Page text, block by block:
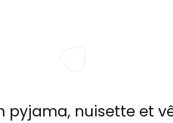
pyjama, nuisette et